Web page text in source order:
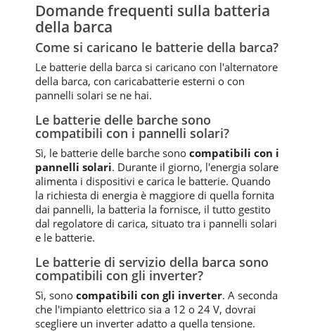
Domande frequenti sulla batteria
della barca
Come si caricano le batterie della barca?
Le batterie della barca si caricano con l'alternatore
della barca, con caricabatterie esterni o con
pannelli solari se ne hai.
Le batterie delle barche sono
compatibili con i pannelli solari?
Sì, le batterie delle barche sono compatibili con i
pannelli solari. Durante il giorno, l'energia solare
alimenta i dispositivi e carica le batterie. Quando
la richiesta di energia è maggiore di quella fornita
dai pannelli, la batteria la fornisce, il tutto gestito
dal regolatore di carica, situato tra i pannelli solari
e le batterie.
Le batterie di servizio della barca sono
compatibili con gli inverter?
Sì, sono compatibili con gli inverter. A seconda
che l'impianto elettrico sia a 12 o 24 V, dovrai
scegliere un inverter adatto a quella tensione.